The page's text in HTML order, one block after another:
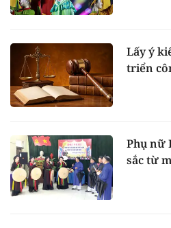
Lấy ý
triển
Phụ nữ
sắc từ